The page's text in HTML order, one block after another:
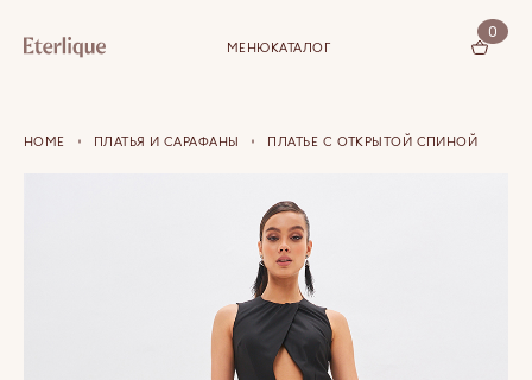
МЕНЮКАТАЛОГ
0
КОРЗИНА (0)
HOME ПЛАТЬЯ И САРАФАНЫ ПЛАТЬЕ С ОТКРЫТОЙ СПИНОЙ